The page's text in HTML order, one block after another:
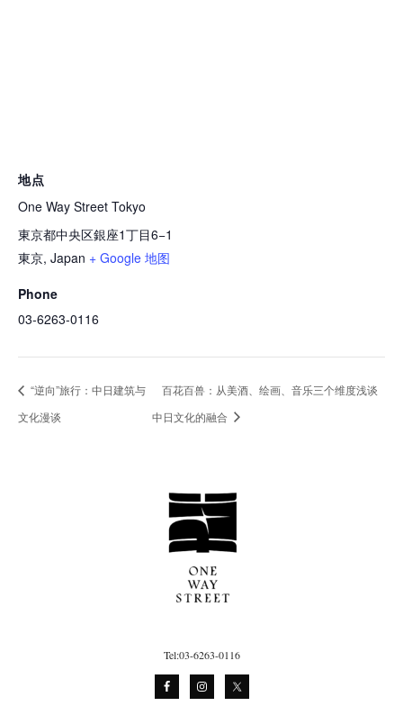
地点
One Way Street Tokyo
東京都中央区銀座1丁目6−1
東京, Japan + Google 地图
Phone
03-6263-0116
“逆向”旅行：中日建筑与
文化漫谈
百花百兽：从美酒、绘画、音乐三个维度浅谈
中日文化的融合
Tel:03-6263-0116